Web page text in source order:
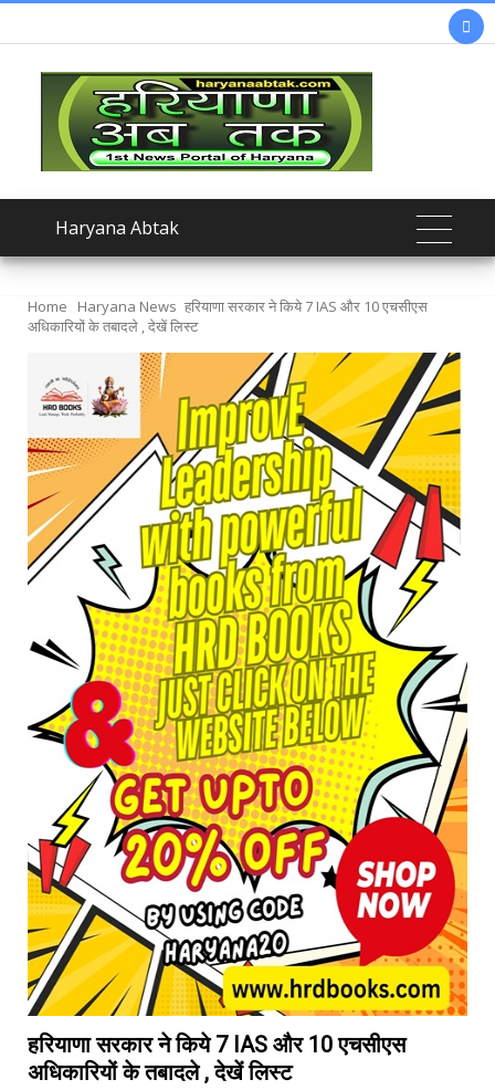

Haryana Abtak
Home Haryana News हरियाणा सरकार ने किये 7 IAS और 10 एचसीएस
अधिकारियों के तबादले , देखें लिस्ट
हरियाणा सरकार ने किये 7 IAS और 10 एचसीएस
अधिकारियों के तबादले , देखें लिस्ट